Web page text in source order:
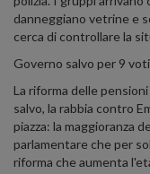
danneggiano vetrine e
cerca di controllare la
Governo salvo per 9
La riforma delle
salvo, la rabbia contro
piazza: la maggioranza
parlamentare che per
riforma che aumenta